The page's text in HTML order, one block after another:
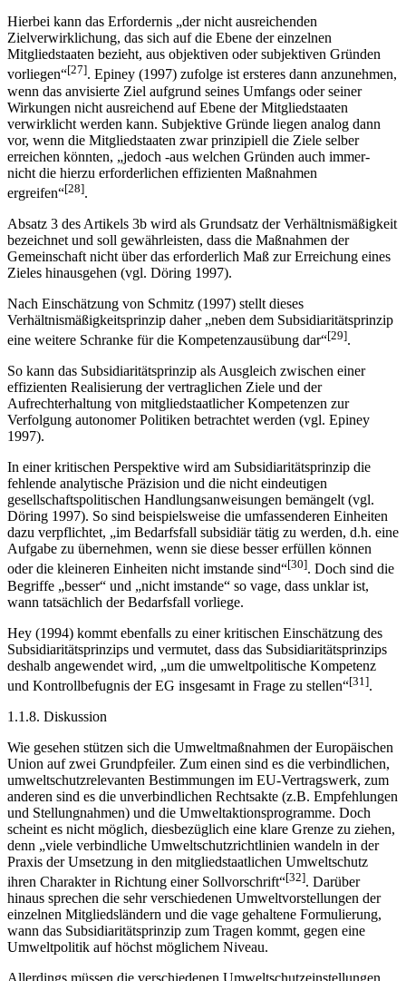
Hierbei kann das Erfordernis „der nicht ausreichenden
Zielverwirklichung, das sich auf die Ebene der einzelnen
Mitgliedstaaten bezieht, aus objektiven oder subjektiven Gründen
vorliegen“[27]. Epiney (1997) zufolge ist ersteres dann anzunehmen,
wenn das anvisierte Ziel aufgrund seines Umfangs oder seiner
Wirkungen nicht ausreichend auf Ebene der Mitgliedstaaten
verwirklicht werden kann. Subjektive Gründe liegen analog dann
vor, wenn die Mitgliedstaaten zwar prinzipiell die Ziele selber
erreichen könnten, „jedoch -aus welchen Gründen auch immer-
nicht die hierzu erforderlichen effizienten Maßnahmen
ergreifen“[28].
Absatz 3 des Artikels 3b wird als Grundsatz der Verhältnismäßigkeit
bezeichnet und soll gewährleisten, dass die Maßnahmen der
Gemeinschaft nicht über das erforderlich Maß zur Erreichung eines
Zieles hinausgehen (vgl. Döring 1997).
Nach Einschätzung von Schmitz (1997) stellt dieses
Verhältnismäßigkeitsprinzip daher „neben dem Subsidiaritätsprinzip
eine weitere Schranke für die Kompetenzausübung dar“[29].
So kann das Subsidiaritätsprinzip als Ausgleich zwischen einer
effizienten Realisierung der vertraglichen Ziele und der
Aufrechterhaltung von mitgliedstaatlicher Kompetenzen zur
Verfolgung autonomer Politiken betrachtet werden (vgl. Epiney
1997).
In einer kritischen Perspektive wird am Subsidiaritätsprinzip die
fehlende analytische Präzision und die nicht eindeutigen
gesellschaftspolitischen Handlungsanweisungen bemängelt (vgl.
Döring 1997). So sind beispielsweise die umfassenderen Einheiten
dazu verpflichtet, „im Bedarfsfall subsidiär tätig zu werden, d.h. eine
Aufgabe zu übernehmen, wenn sie diese besser erfüllen können
oder die kleineren Einheiten nicht imstande sind“[30]. Doch sind die
Begriffe „besser“ und „nicht imstande“ so vage, dass unklar ist,
wann tatsächlich der Bedarfsfall vorliege.
Hey (1994) kommt ebenfalls zu einer kritischen Einschätzung des
Subsidiaritätsprinzips und vermutet, dass das Subsidiaritätsprinzips
deshalb angewendet wird, „um die umweltpolitische Kompetenz
und Kontrollbefugnis der EG insgesamt in Frage zu stellen“[31].
1.1.8. Diskussion
Wie gesehen stützen sich die Umweltmaßnahmen der Europäischen
Union auf zwei Grundpfeiler. Zum einen sind es die verbindlichen,
umweltschutzrelevanten Bestimmungen im EU-Vertragswerk, zum
anderen sind es die unverbindlichen Rechtsakte (z.B. Empfehlungen
und Stellungnahmen) und die Umweltaktionsprogramme. Doch
scheint es nicht möglich, diesbezüglich eine klare Grenze zu ziehen,
denn „viele verbindliche Umweltschutzrichtlinien wandeln in der
Praxis der Umsetzung in den mitgliedstaatlichen Umweltschutz
ihren Charakter in Richtung einer Sollvorschrift“[32]. Darüber
hinaus sprechen die sehr verschiedenen Umweltvorstellungen der
einzelnen Mitgliedsländern und die vage gehaltene Formulierung,
wann das Subsidiaritätsprinzip zum Tragen kommt, gegen eine
Umweltpolitik auf höchst möglichem Niveau.